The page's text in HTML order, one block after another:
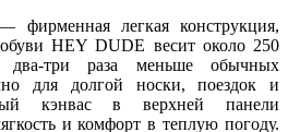
фирменная легкая конструкция,
HEY DUDE весит около 250
три раза меньше обычных
для долгой носки, поездок и
кэнвас в верхней панели
и комфорт в теплую погоду.